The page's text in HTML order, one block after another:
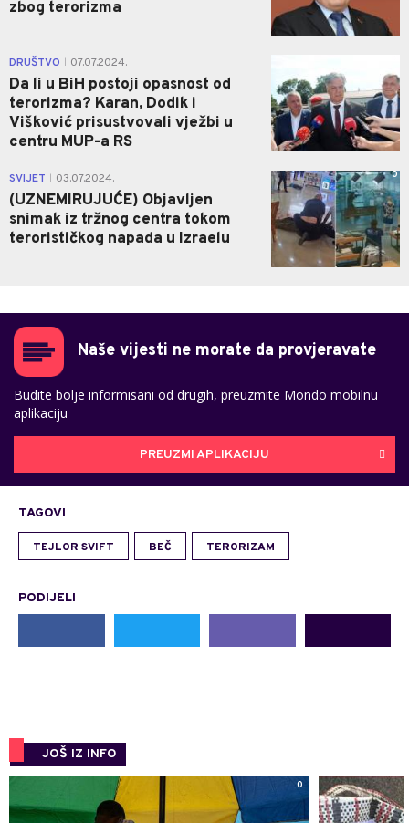
zbog terorizma
DRUŠTVO 07.07.2024.
Da li u BiH postoji opasnost od
terorizma? Karan, Dodik i
Višković prisustvovali vježbi u
centru MUP-a RS
SVIJET 03.07.2024.
(UZNEMIRUJUĆE) Objavljen
snimak iz tržnog centra tokom
terorističkog napada u Izraelu
0
Naše vijesti ne morate da provjeravate
Budite bolje informisani od drugih, preuzmite Mondo mobilnu
aplikaciju
PREUZMI APLIKACIJU
TAGOVI
TEJLOR SVIFT BEČ TERORIZAM
PODIJELI
JOŠ IZ INFO
0